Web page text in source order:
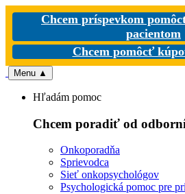
Chcem príspevkom
pacientom
Chcem pomôcť
Menu ▲
Hľadám pomoc
Chcem poradiť od
Onkoporadňa
Sprievodca
Sieť onkopsychológov
Psychologická pomoc pre